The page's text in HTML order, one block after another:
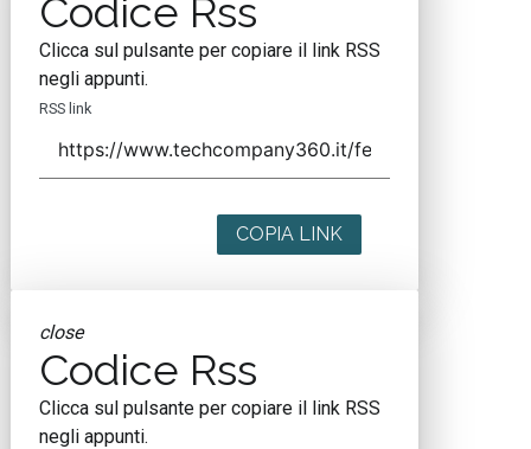
Codice Rss
Clicca sul pulsante per copiare il link RSS
negli appunti.
RSS link
COPIA LINK
close
Codice Rss
Clicca sul pulsante per copiare il link RSS
negli appunti.